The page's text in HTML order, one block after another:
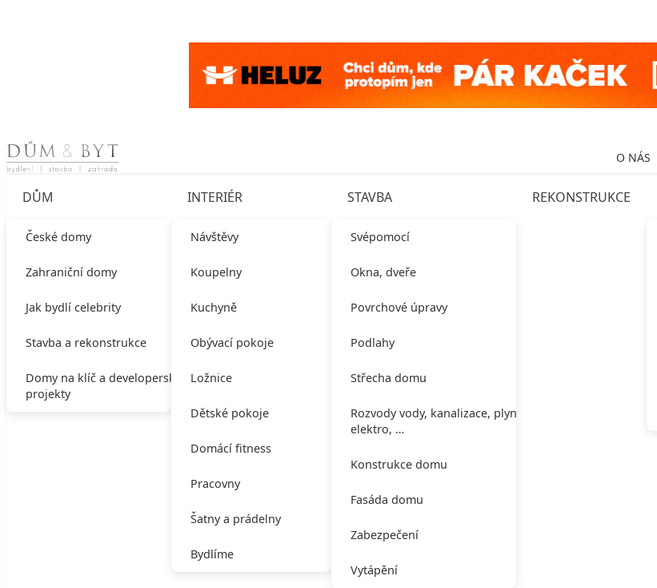
Skip to content O NÁS
DŮM
České domy
Zahraniční domy
Jak bydlí celebrity
Stavba a rekonstrukce
Domy na klíč a developerské
projekty
INTERIÉR
Návštěvy
Koupelny
Kuchyně
Obývací pokoje
Ložnice
Dětské pokoje
Domácí fitness
Pracovny
Šatny a prádelny
Bydlíme
STAVBA
Svépomocí
Okna, dveře
Povrchové úpravy
Podlahy
Střecha domu
Rozvody vody, kanalizace, plynu,
elektro, …
Konstrukce domu
Fasáda domu
Zabezpečení
Vytápění
REKONSTRUKCE